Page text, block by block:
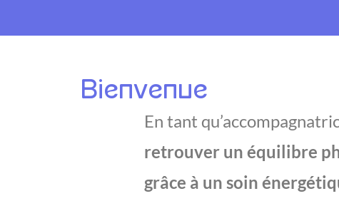
Bienvenue
En tant
retrouver un équilibre
grâce à un soin